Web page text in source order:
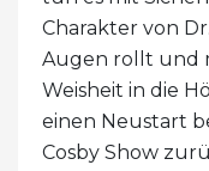
Charakter von
Augen rollt und
Weisheit in die
einen Neustart
Cosby Show